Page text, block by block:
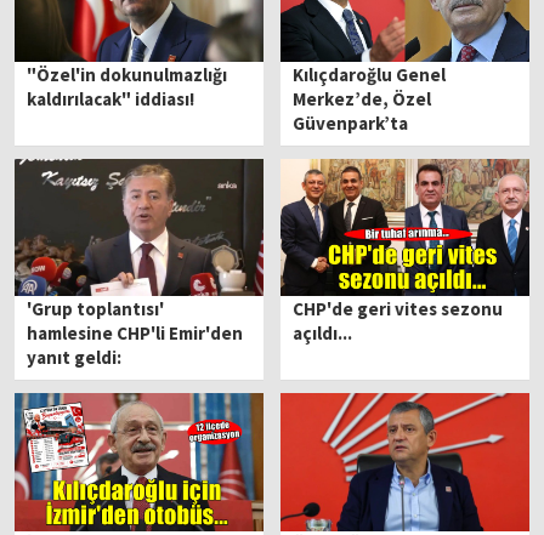
"Özel'in dokunulmazlığı
kaldırılacak" iddiası!
Kılıçdaroğlu Genel
Merkez’de, Özel
Güvenpark’ta
'Grup toplantısı'
hamlesine CHP'li Emir'den
yanıt geldi:
'Kılıçdaroğlu’nun yetkisi
ve onayı söz konusu
değildir'
CHP'de geri vites sezonu
açıldı...